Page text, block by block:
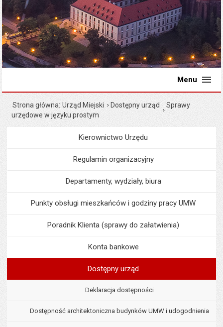
Menu
Strona główna Urząd Miejski Dostępny urząd
Sprawy
urzędowe w języku prostym
MenuUrząd Miejski
Kierownictwo Urzędu
Regulamin organizacyjny
Departamenty, wydziały, biura
Punkty obsługi mieszkańców i godziny pracy UMW
Poradnik Klienta (sprawy do załatwienia)
Konta bankowe
Dostępny urząd
Deklaracja dostępności
Dostępność architektoniczna budynków UMW i udogodnienia